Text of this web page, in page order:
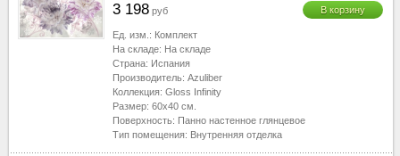
3 198 руб В корзину
Ед. изм.: Комплект
На складе: На складе
Страна: Испания
Производитель: Azuliber
Коллекция: Gloss Infinity
Размер: 60x40 см.
Поверхность: Панно настенное глянцевое
Тип помещения: Внутренняя отделка